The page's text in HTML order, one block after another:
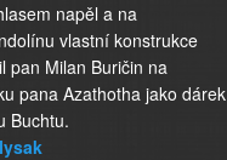
napěl a na
vlastní konstrukce
pan Milan Buričin na
pana Azathotha jako dárek
Buchtu.